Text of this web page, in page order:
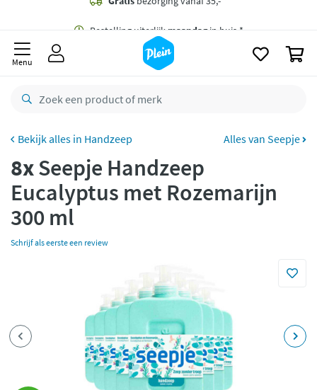
Bestelling uiterlijkmaandag
retourneren
Betaal met Klarna
Menu
Handzeep Alles van Seepje
8xSeepje Handzeep
Eucalyptus met Rozemarijn
300 ml
Schrijf als eerste een review